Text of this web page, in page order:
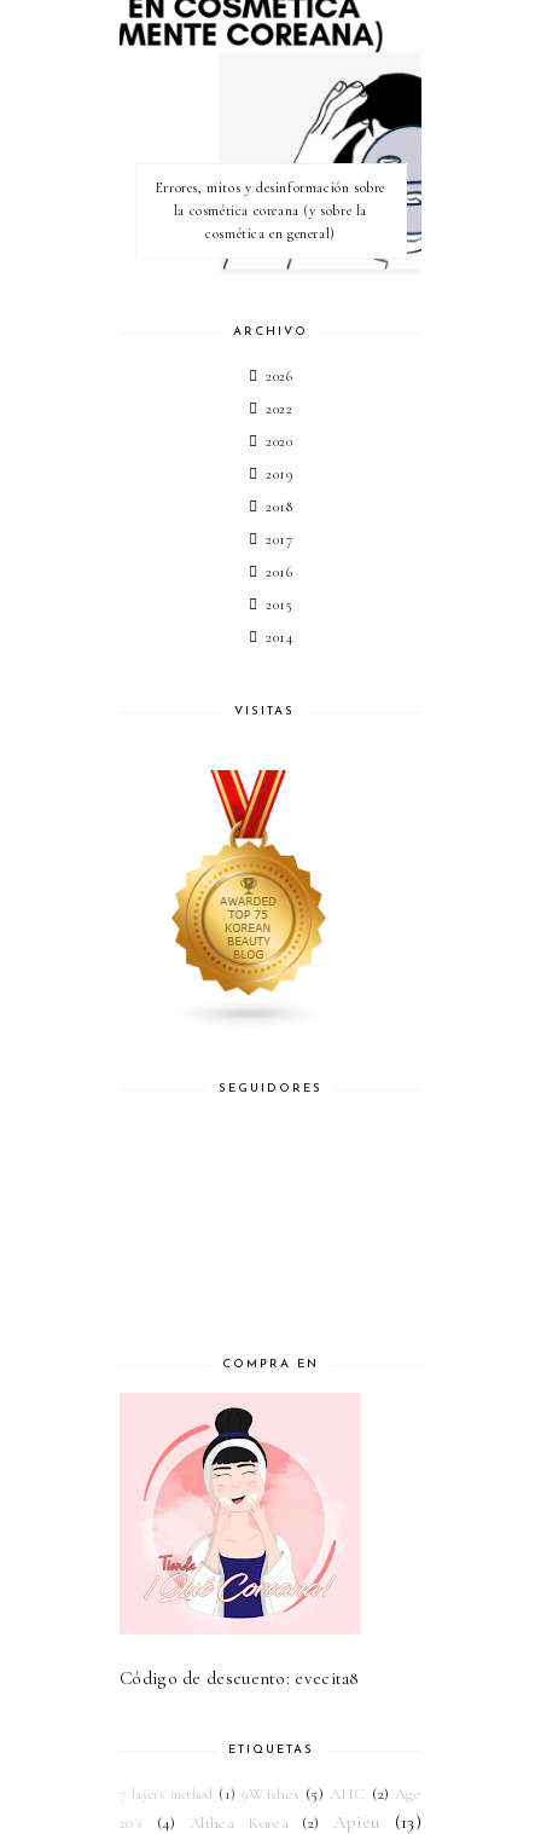
Errores, mitos y desinformación sobre
la cosmética coreana (y sobre la
cosmética en general)
ARCHIVO
2026
2022
2020
2019
2018
2017
2016
2015
2014
VISITAS
SEGUIDORES
COMPRA EN
Código de descuento: evecita8
ETIQUETAS
7 layers method (1) 9Wishes (5) AHC (2) Age
20's
(4) Althea Korea (2) Apieu
(13)